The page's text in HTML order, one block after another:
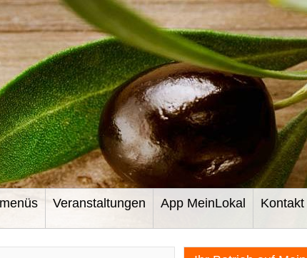
Veranstaltungen App MeinLokal Kontakt